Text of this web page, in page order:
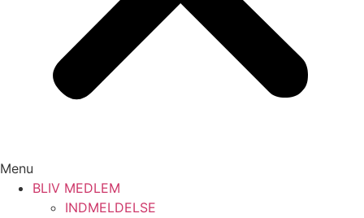
Menu
BLIV MEDLEM
INDMELDELSE